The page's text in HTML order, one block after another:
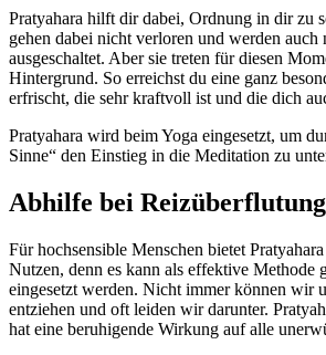
Pratyahara hilft dir dabei, Ordnung in dir zu
gehen dabei nicht verloren und werden auch
ausgeschaltet. Aber sie treten für diesen
Hintergrund. So erreichst du eine ganz
erfrischt, die sehr kraftvoll ist und die dich
Pratyahara wird beim Yoga eingesetzt, um
Sinne“ den Einstieg in die Meditation zu
Abhilfe bei Reizüberflutung
Für hochsensible Menschen bietet
Nutzen, denn es kann als effektive Methode
eingesetzt werden. Nicht immer können wir
entziehen und oft leiden wir darunter.
hat eine beruhigende Wirkung auf alle